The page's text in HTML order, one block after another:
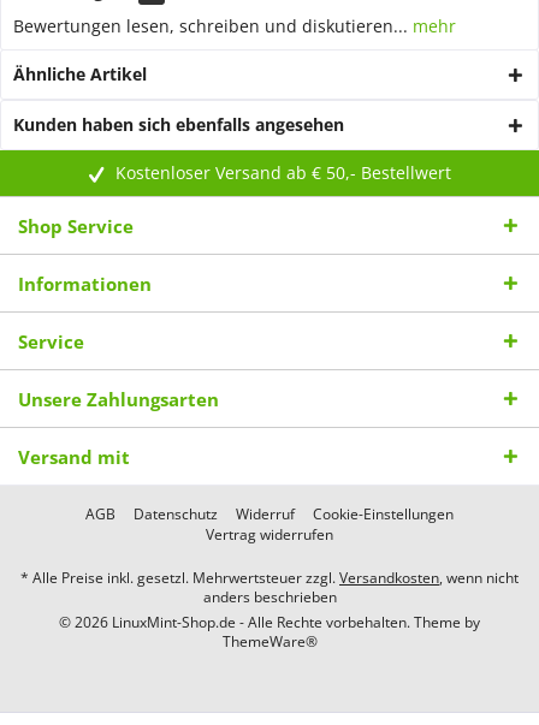
Bewertungen lesen, schreiben und diskutieren... mehr
Ähnliche Artikel
Kunden haben sich ebenfalls angesehen
Kostenloser Versand ab € 50,- Bestellwert
Shop Service
Informationen
Service
Unsere Zahlungsarten
Versand mit
AGB Datenschutz Widerruf
Cookie-Einstellungen
Vertrag widerrufen
* Alle Preise inkl. gesetzl. Mehrwertsteuer zzgl.Versandkosten, wenn nicht
anders beschrieben
© 2026 LinuxMint-Shop.de - Alle Rechte vorbehalten. Theme by
ThemeWare®